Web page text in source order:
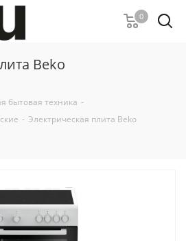
0
Beko
бытовая техника -
- Электрическая плита Beko